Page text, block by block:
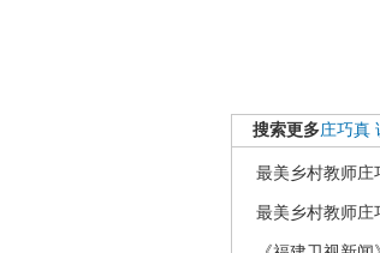
搜索更多庄巧真
最美乡村教师庄
最美乡村教师庄